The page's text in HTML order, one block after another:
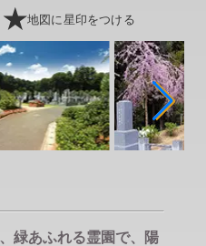
地図に星印をつける
緑あふれる霊園で、陽